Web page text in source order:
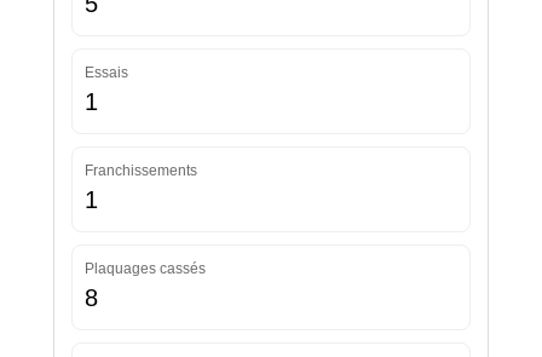
Essais
1
Franchissements
1
Plaquages cassés
8